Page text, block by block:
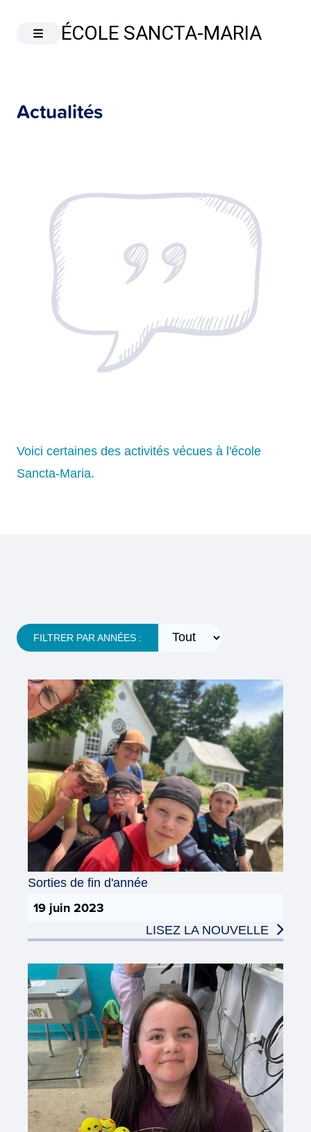
ÉCOLE SANCTA-MARIA
Actualités
Voici certaines des activités vécues à l'école
Sancta-Maria.
FILTRER PAR ANNÉES :
Sorties de fin d'année
19 juin 2023
LISEZ LA NOUVELLE